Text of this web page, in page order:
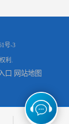
器公司 粉体分路阀
号-3
利.
口 网站地图